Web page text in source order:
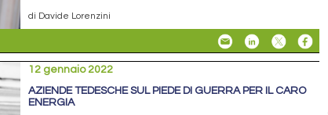
di Davide Lorenzini
12 gennaio 2022
AZIENDE TEDESCHE SUL PIEDE DI GUERRA PER IL CARO
ENERGIA